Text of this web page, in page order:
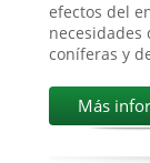
efectos del
necesidades
coníferas y
Más